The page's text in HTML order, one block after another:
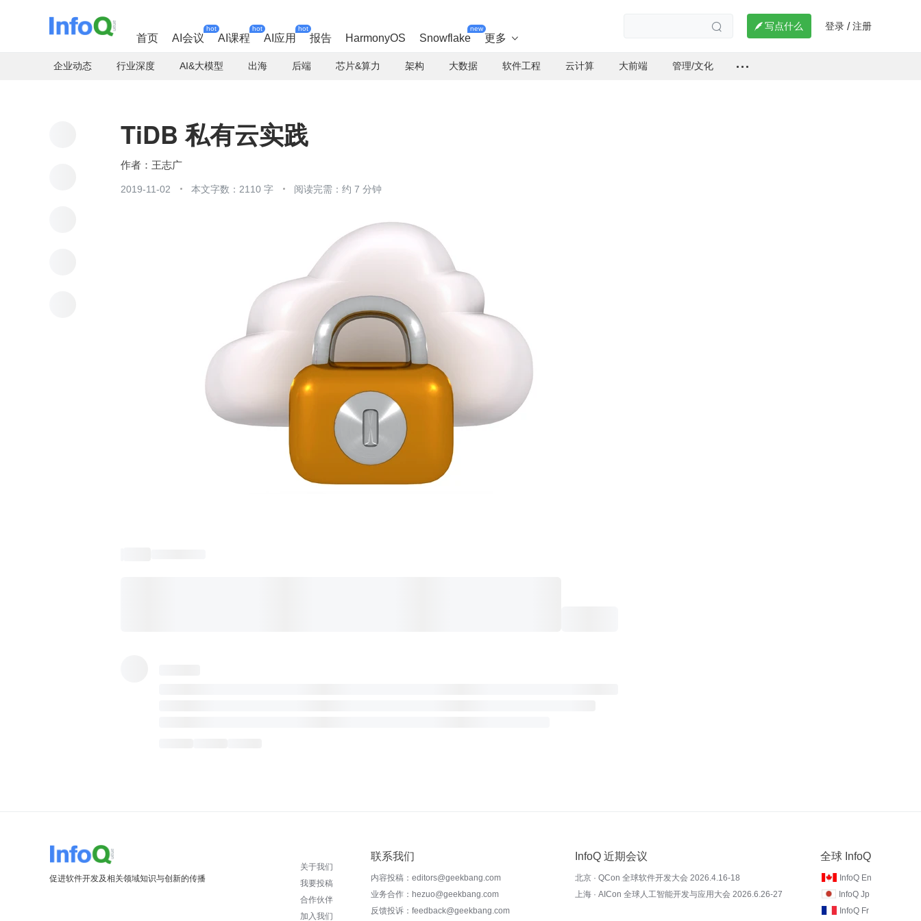
首页 AI会议
hot
AI课程
hot
AI应用
hot
报告 HarmonyOS Snowflake
new
更多 
  写点什么 登录 / 注册
企业动态 行业深度 AI&大模型 出海 后端 芯片&算力 架构 大数据 软件工程 云计算 大前端 管理/文化
TiDB 私有云实践
王志广
2019-11-02 本文字数：2110 字 阅读完需：约 7 分钟
促进软件开发及相关领域知识与创新的传播
关于我们
我要投稿
合作伙伴
加入我们
联系我们
内容投稿：editors@geekbang.com
业务合作：hezuo@geekbang.com
反馈投诉：feedback@geekbang.com
InfoQ 近期会议
北京 · QCon 全球软件开发大会 2026.4.16-18
上海 · AICon 全球人工智能开发与应用大会 2026.6.26-27
全球 InfoQ
InfoQ En
InfoQ Jp
InfoQ Fr